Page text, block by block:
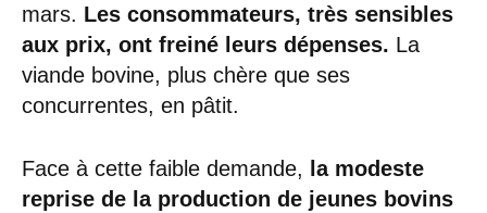
mars. Les consommateurs, très sensibles
aux prix, ont freiné leurs dépenses. La
viande bovine, plus chère que ses
concurrentes, en pâtit.
Face à cette faible demande,
la modeste
reprise de la production de jeunes bovins